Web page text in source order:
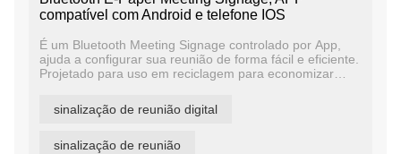
compatível com Android e telefone IOS
É um Bluetooth Meeting Signage controlado por App,
ajuda a configurar sua reunião de forma fácil e eficiente.
Projetado para uso em reciclagem para economizar
Usando o display de e-ink com consumo ultrabaixo de
energia, pode ser atualizado 100.000 vezes, a bateria
Com um gateway bluetooth dedicado, você pode
sinalização de reunião digital
sinalização de reunião